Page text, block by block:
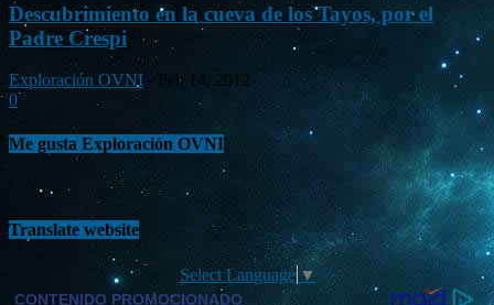
Descubrimiento en la cueva de los Tayos, por el
Padre Crespi
Exploración OVNI - Feb 14, 2012
0
Me gusta Exploración OVNI
Translate website
Select Language ▼